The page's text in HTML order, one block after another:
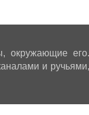
окружающие его.
и ручьями,